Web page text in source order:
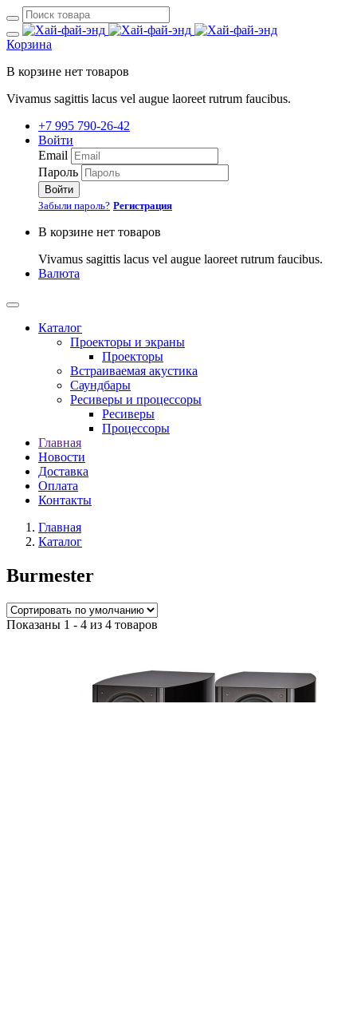
Корзина
В корзине нет товаров
Vivamus sagittis lacus vel augue laoreet rutrum faucibus.
+7 995 790-26-42
Войти
Email
Пароль
Войти
Забыли пароль? Регистрация
В корзине нет товаров
Vivamus sagittis lacus vel augue laoreet rutrum faucibus.
Валюта
Каталог
Проекторы и экраны
Проекторы
Встраиваемая акустика
Саундбары
Ресиверы и процессоры
Ресиверы
Процессоры
Главная
Новости
Доставка
Оплата
Контакты
Главная
Каталог
Burmester
Показаны 1 - 4 из 4 товаров